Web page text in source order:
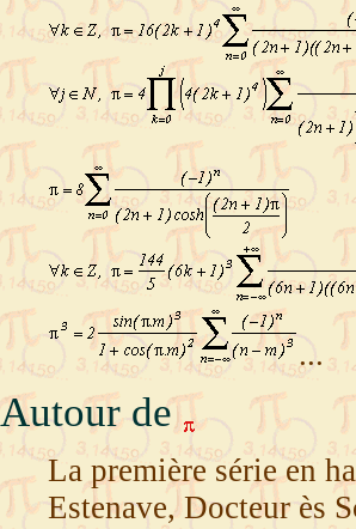
...
Autour de
La première série en
Estenave, Docteur ès